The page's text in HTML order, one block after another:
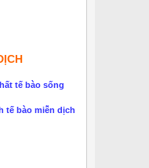
tế bào sống
tế bào miễn dịch